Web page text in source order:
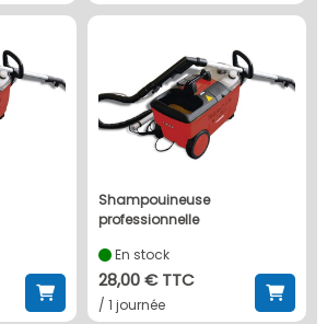
shampouineuse
professionnelle
En stock
28,00 € TTC
/ 1 journée